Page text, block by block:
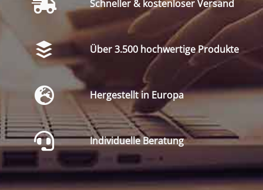
Schneller & kostenloser Versand
Über 3.500 hochwertige Produkte
Hergestellt in Europa
Individuelle Beratung